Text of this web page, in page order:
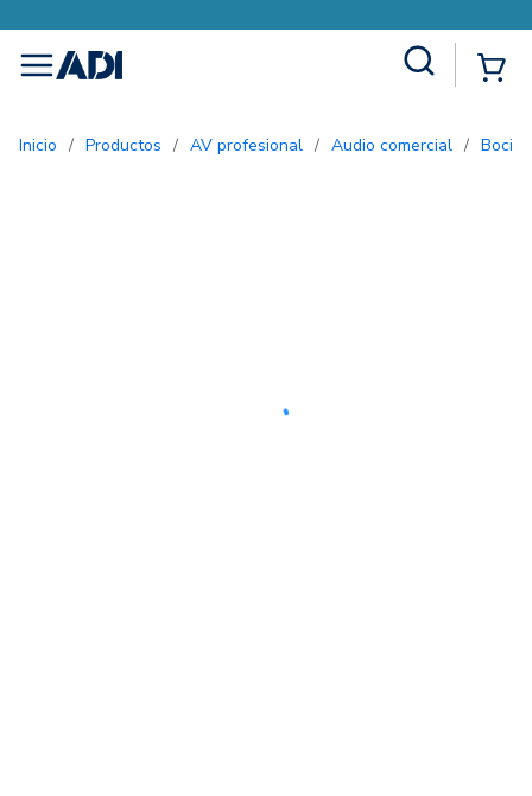
menu
Inicio / Productos / AV profesional / Audio comercial /